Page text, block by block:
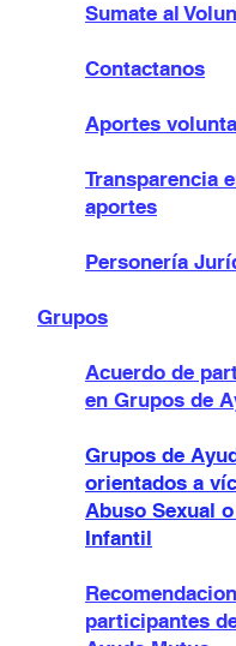
Sumate al
Contactanos
Aportes
Transparencia
aportes
Personería
Grupos
Acuerdo de
en Grupos de
Grupos de
orientados a
Abuso Sexual
Infantil
participantes